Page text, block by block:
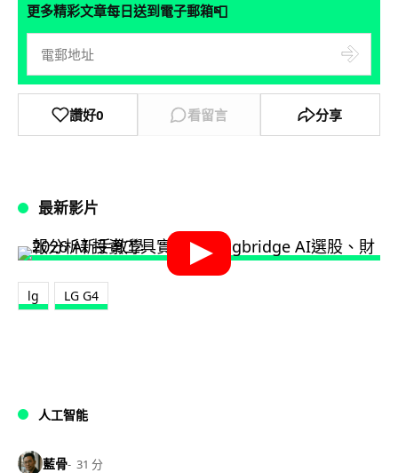
更多精彩文章每日送到電子郵箱📮
讚好0 看留言 分享
最新影片
lg LG G4
人工智能
藍骨 31 分